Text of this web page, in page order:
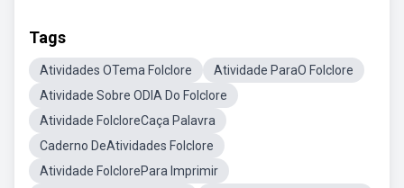
Tags
Atividades OTema Folclore
Atividade ParaO Folclore
Atividade Sobre ODIA Do Folclore
Atividade FolcloreCaça Palavra
Caderno DeAtividades Folclore
Atividade FolclorePara Imprimir